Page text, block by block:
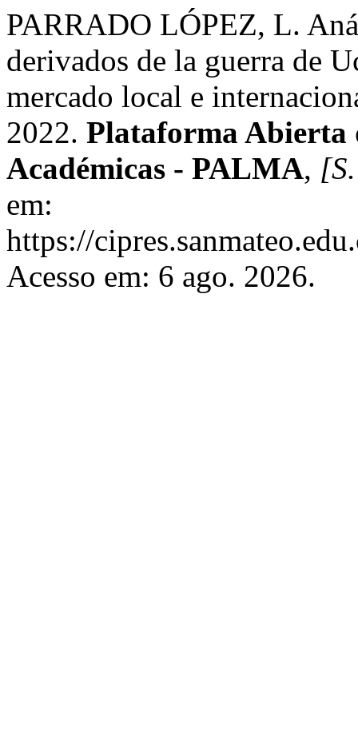
PARRADO LÓPEZ, L.
derivados de la guerra de
mercado local e
2022. Plataforma Abierta
Académicas - PALMA,
em:
https://
Acesso em: 6 ago. 2026.